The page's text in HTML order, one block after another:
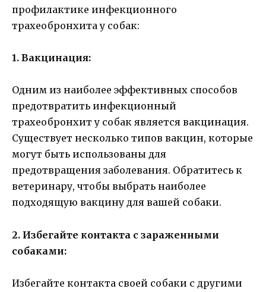
профилактике инфекционного
трахеобронхита у собак:
1. Вакцинация:
Одним из наиболее эффективных способов
предотвратить инфекционный
трахеобронхит у собак является вакцинация.
Существует несколько типов вакцин, которые
могут быть использованы для
предотвращения заболевания. Обратитесь к
ветеринару, чтобы выбрать наиболее
подходящую вакцину для вашей собаки.
2. Избегайте контакта с зараженными
собаками:
Избегайте контакта своей собаки с другими